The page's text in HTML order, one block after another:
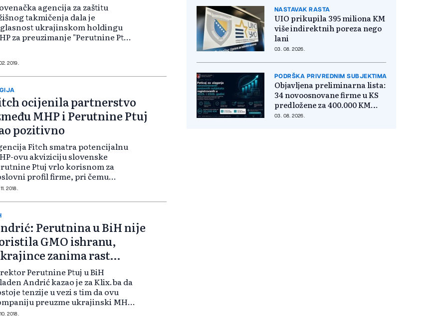
agencija za zaštitu
takmičenja dala je
ukrajinskom holdingu
za preuzimanje "Perutnine Ptuj"
prehrambenoj kompaniji.
inve...
2019.
ocijenila partnerstvo
MHP i Perutnine Ptuj
pozitivno
Fitch smatra potencijalnu
ovu akviziciju slovenske
Ptuj vrlo korisnom za
profil firme, pri čemu
ne bi naštetila
da MHP i Perutina imaju
poslovne...
2018.
Perutnina u BiH nije
GMO ishranu,
zanima rast
Perutnine Ptuj u BiH
Andrić kazao je za Klix.ba da
tenzije u vezi s tim da ovu
preuzme ukrajinski MHP
kojeg se vezu spekulacije da
2018.
NASTAVAK RASTA
UIO prikupila 395 miliona KM
više indirektnih poreza nego
lani
03. 08. 2026.
PODRŠKA PRIVREDNIM SUBJEKTIMA
Objavljena preliminarna lista:
34 novoosnovane firme u KS
predložene za 400.000 KM
poticaja
03. 08. 2026.